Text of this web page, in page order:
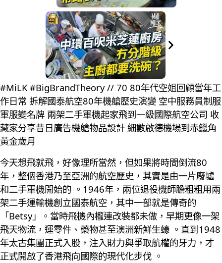
#MiLK #BigBrandTheory // 70 80年代空姐回顧當年工
作日常 拆解國泰航空80年機艙歷史演變 空中服務員制服
軍服變名牌 兩架二手軍機起家飛到一級國際航空公司 收
藏家分享昔日廣告機艙物品設計 細數啟德機場到赤鱲角
黃金歲月
今天想飛就飛，好像理所當然，但如果將時間倒流80
年，整個香港乃至亞洲的航空歷史，其實是由一片廢墟
和二手軍機開始的 。1946年，兩位退役機師膽粗粗用兩
架二手運輸機創立國泰航空，其中一部就是傳奇的
「Betsy」。當時飛機內櫳連改裝都未做，早期更像一架
飛天物流，運零件、藥物甚至澳洲新鮮生蠔 。直到1948
年太古集團正式入股，注入財力與爭取航權的牙力，才
正式開啟了香港飛向國際的現代化步伐 。